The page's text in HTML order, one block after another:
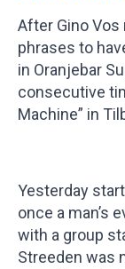
After Gino Vos
phrases to
in Oranjebar
consecutive
Machine” in
Yesterday
once a man’s
with a group
Streeden was